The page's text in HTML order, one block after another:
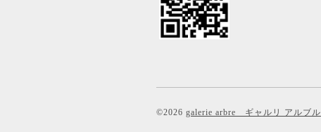
©2026 galerie arbre ギャルリ アルブル